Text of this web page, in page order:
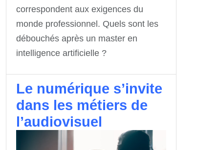
correspondent aux exigences du
monde professionnel. Quels sont les
débouchés après un master en
intelligence artificielle ?
Le numérique s’invite
dans les métiers de
l’audiovisuel